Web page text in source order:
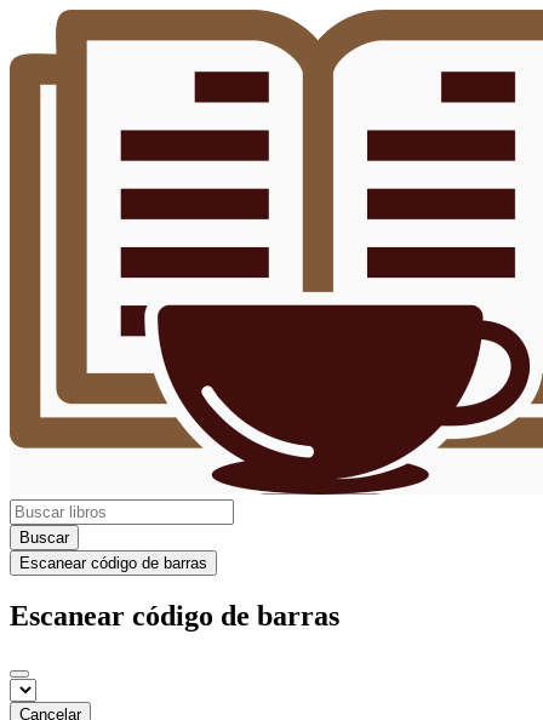
Buscar
Escanear código de barras
Escanear código de barras
Cancelar